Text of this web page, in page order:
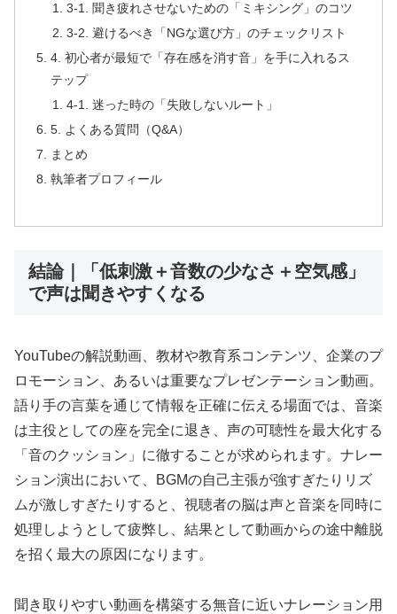
3-1. 聞き疲れさせないための「ミキシング」のコツ
3-2. 避けるべき「NGな選び方」のチェックリスト
4. 初心者が最短で「存在感を消す音」を手に入れるス
テップ
4-1. 迷った時の「失敗しないルート」
5. よくある質問（Q&A）
まとめ
執筆者プロフィール
結論｜「低刺激＋音数の少なさ＋空気感」
で声は聞きやすくなる
YouTubeの解説動画、教材や教育系コンテンツ、企業のプ
ロモーション、あるいは重要なプレゼンテーション動画。
語り手の言葉を通じて情報を正確に伝える場面では、音楽
は主役としての座を完全に退き、声の可聴性を最大化する
「音のクッション」に徹することが求められます。ナレー
ション演出において、BGMの自己主張が強すぎたりリズ
ムが激しすぎたりすると、視聴者の脳は声と音楽を同時に
処理しようとして疲弊し、結果として動画からの途中離脱
を招く最大の原因になります。
聞き取りやすい動画を構築する無音に近いナレーション用